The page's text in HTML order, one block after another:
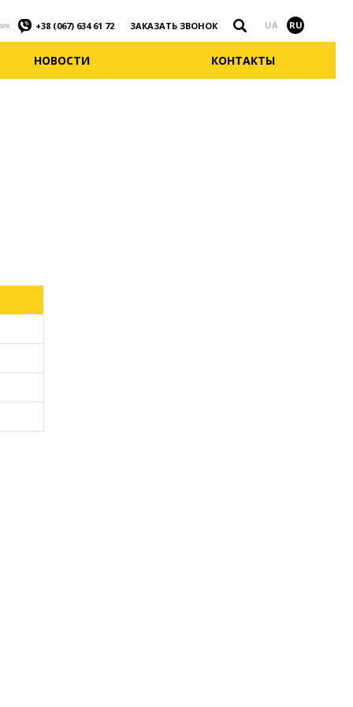
+38 (067) 634 61 72 ЗАКАЗАТЬ ЗВОНОК UA RU
НОВОСТИ КОНТАКТЫ
Найти